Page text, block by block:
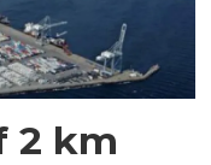
2 km